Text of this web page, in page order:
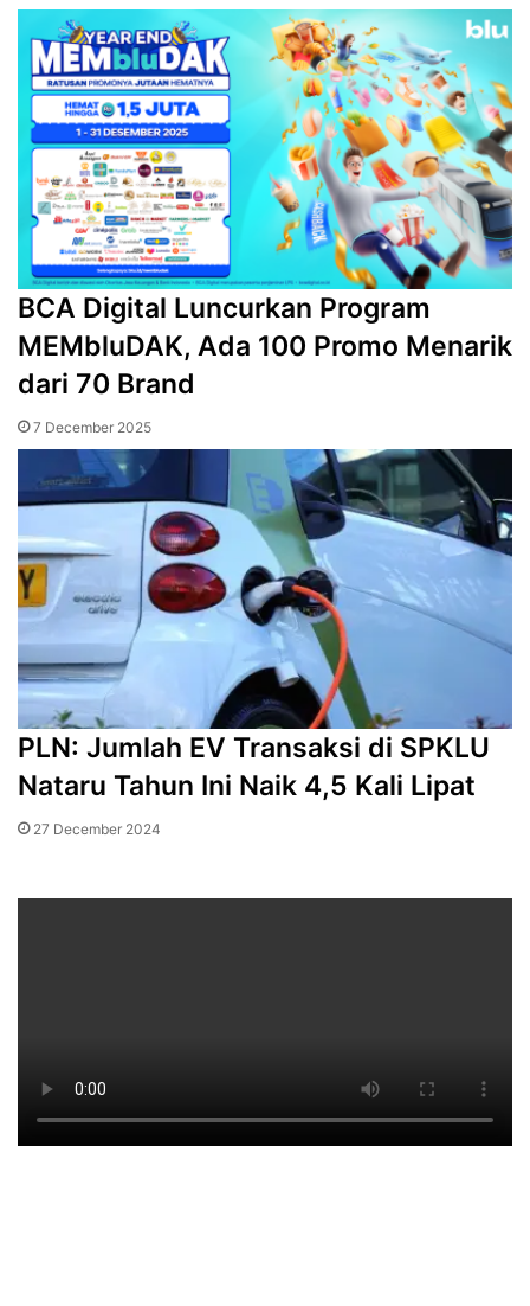
BCA Digital Luncurkan Program
MEMbluDAK, Ada 100 Promo Menarik
dari 70 Brand
7 December 2025
PLN: Jumlah EV Transaksi di SPKLU
Nataru Tahun Ini Naik 4,5 Kali Lipat
27 December 2024